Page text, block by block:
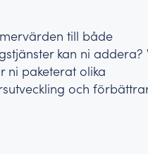
till både
kan ni addera?
ni paketerat olika
och